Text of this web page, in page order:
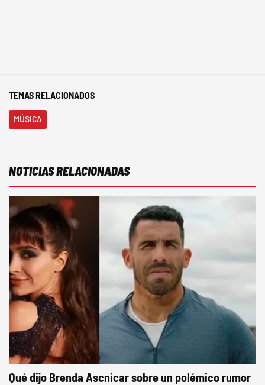
TEMAS RELACIONADOS
MÚSICA
NOTICIAS RELACIONADAS
Qué dijo Brenda Ascnicar sobre un polémico rumor